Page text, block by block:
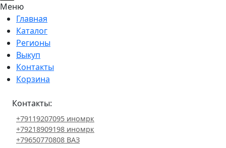
Меню
Главная
Каталог
Регионы
Выкуп
Контакты
Корзина
Контакты:
+79119207095 иномрк
+79218909198 иномрк
+79650770808 ВАЗ